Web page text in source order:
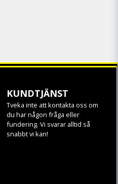
KUNDTJÄNST
Tveka inte att kontakta oss om
du har någon fråga eller
fundering. Vi svarar alltid så
snabbt vi kan!